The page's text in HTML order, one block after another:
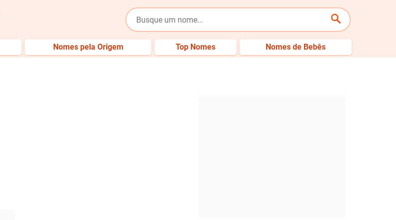
Nomes pela Origem Top Nomes Nomes de Bebês